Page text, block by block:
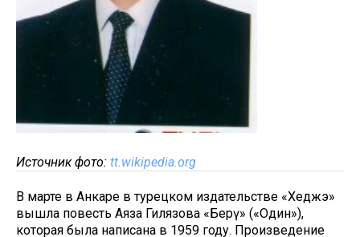
Источник фото: tt.wikipedia.org
В марте в Анкаре в турецком издательстве «Хеджэ»
вышла повесть Аяза Гилязова «Берәү» («Один»),
которая была написана в 1959 году. Произведение